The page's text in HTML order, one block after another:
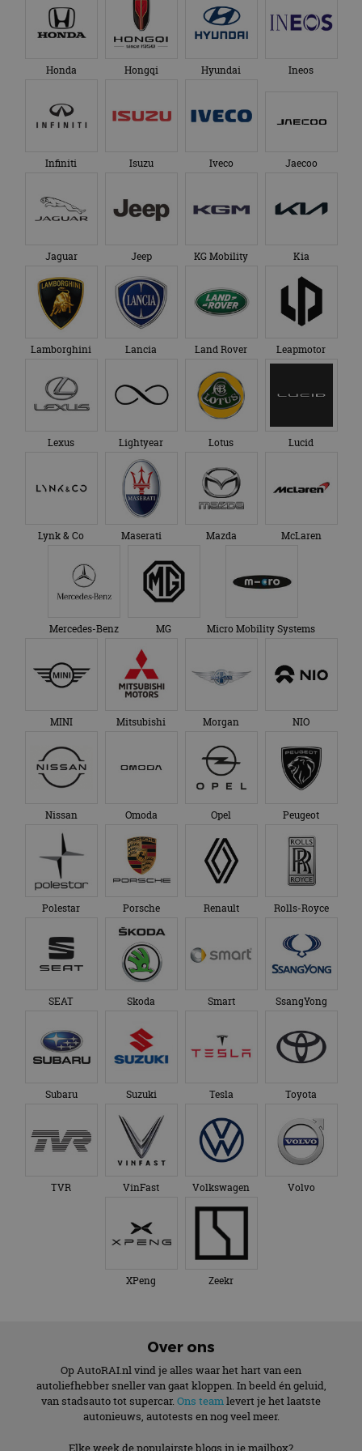
Honda Hongqi Hyundai Ineos
Infiniti Isuzu Iveco Jaecoo
Jaguar Jeep KG Mobility Kia
Lamborghini Lancia Land Rover Leapmotor
Lexus Lightyear Lotus Lucid
Lynk & Co Maserati Mazda McLaren
Mercedes-Benz MG Micro Mobility Systems
MINI Mitsubishi Morgan NIO
Nissan Omoda Opel Peugeot
Polestar Porsche Renault Rolls-Royce
SEAT Skoda Smart SsangYong
Subaru Suzuki Tesla Toyota
TVR VinFast Volkswagen Volvo
XPeng Zeekr
Over ons
Op AutoRAI.nl vind je alles waar het hart van een
autoliefhebber sneller van gaat kloppen. In beeld én geluid,
van stadsauto tot supercar. Ons teamlevert je het laatste
autonieuws, autotests en nog veel meer.
Elke week de populairste blogs in je mailbox?